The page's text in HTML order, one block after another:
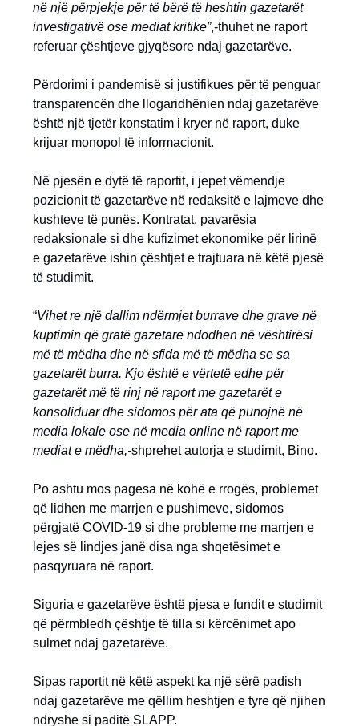
në një përpjekje për të bërë të heshtin gazetarët
investigativë ose mediat kritike”,-thuhet ne raport
referuar çështjeve gjyqësore ndaj gazetarëve.
Përdorimi i pandemisë si justifikues për të penguar
transparencën dhe llogaridhënien ndaj gazetarëve
është një tjetër konstatim i kryer në raport, duke
krijuar monopol të informacionit.
Në pjesën e dytë të raportit, i jepet vëmendje
pozicionit të gazetarëve në redaksitë e lajmeve dhe
kushteve të punës. Kontratat, pavarësia
redaksionale si dhe kufizimet ekonomike për lirinë
e gazetarëve ishin çështjet e trajtuara në këtë pjesë
të studimit.
“Vihet re një dallim ndërmjet burrave dhe grave në
kuptimin që gratë gazetare ndodhen në vështirësi
më të mëdha dhe në sfida më të mëdha se sa
gazetarët burra. Kjo është e vërtetë edhe për
gazetarët më të rinj në raport me gazetarët e
konsoliduar dhe sidomos për ata që punojnë në
media lokale ose në media online në raport me
mediat e mëdha,-shprehet autorja e studimit, Bino.
Po ashtu mos pagesa në kohë e rrogës, problemet
që lidhen me marrjen e pushimeve, sidomos
përgjatë COVID-19 si dhe probleme me marrjen e
lejes së lindjes janë disa nga shqetësimet e
pasqyruara në raport.
Siguria e gazetarëve është pjesa e fundit e studimit
që përmbledh çështje të tilla si kërcënimet apo
sulmet ndaj gazetarëve.
Sipas raportit në këtë aspekt ka një sërë padish
ndaj gazetarëve me qëllim heshtjen e tyre që njihen
ndryshe si paditë SLAPP.